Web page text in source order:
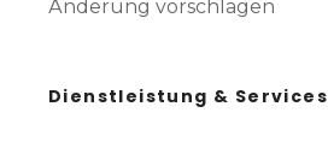
Änderung vorschlagen
Dienstleistung & Services